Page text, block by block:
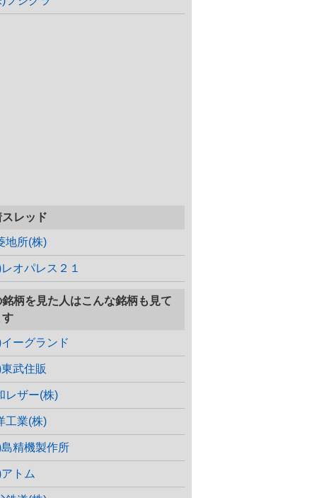
スレッド
地所(株)
オパレス２１
銘柄を見た人はこんな銘柄も見て
す
ーグランド
武住販
レザー(株)
工業(株)
島精機製作所
トム